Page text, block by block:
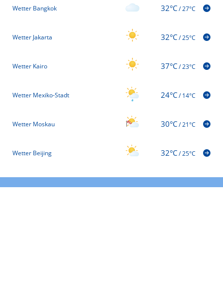
Wetter Bangkok 32°C/27°C
Wetter Jakarta 32°C/25°C
Wetter Kairo 37°C/23°C
Wetter Mexiko-Stadt 24°C/14°C
Wetter Moskau 30°C/21°C
Wetter Beijing 32°C/25°C